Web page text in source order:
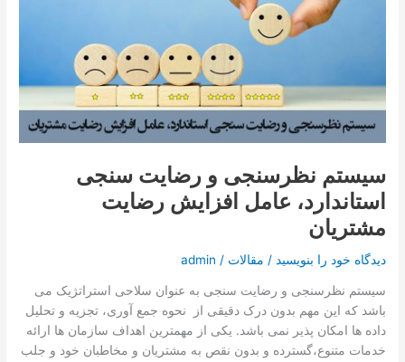
سیستم نظرسنجی و رضایت سنجی
استاندارد، عامل افزایش رضایت
مشتریان
دیدگاه‌ خود را بنویسید / مقالات /
admin
سیستم نظرسنجی و رضایت سنجی به عنوان سلاحی استراتژیک می
باشد که این مهم بدون درک دقیقی از نحوه جمع آوری، تجزیه و تحلیل
داده ها امکان پذیر نمی باشد. یکی از مهمترین اهداف سازمان ها ارائه
خدمات متنوع،گسترده و بدون نقص به مشتریان و مخاطبان خود و جلب
افزایش
رضایت
مشتریان